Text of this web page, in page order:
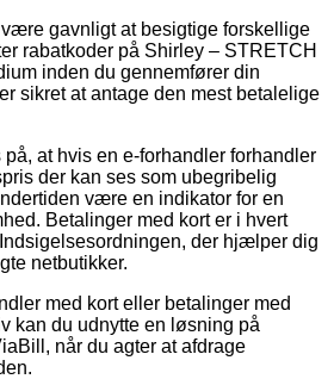
gavnligt at besigtige forskellige
rabatkoder på Shirley – STRETCH
inden du gennemfører din
sikret at antage den mest betalelige
at hvis en e-forhandler forhandler
der kan ses som ubegribelig
være en indikator for en
Betalinger med kort er i hvert
der hjælper dig
netbutikker.
med kort eller betalinger med
kan du udnytte en løsning på
når du agter at afdrage